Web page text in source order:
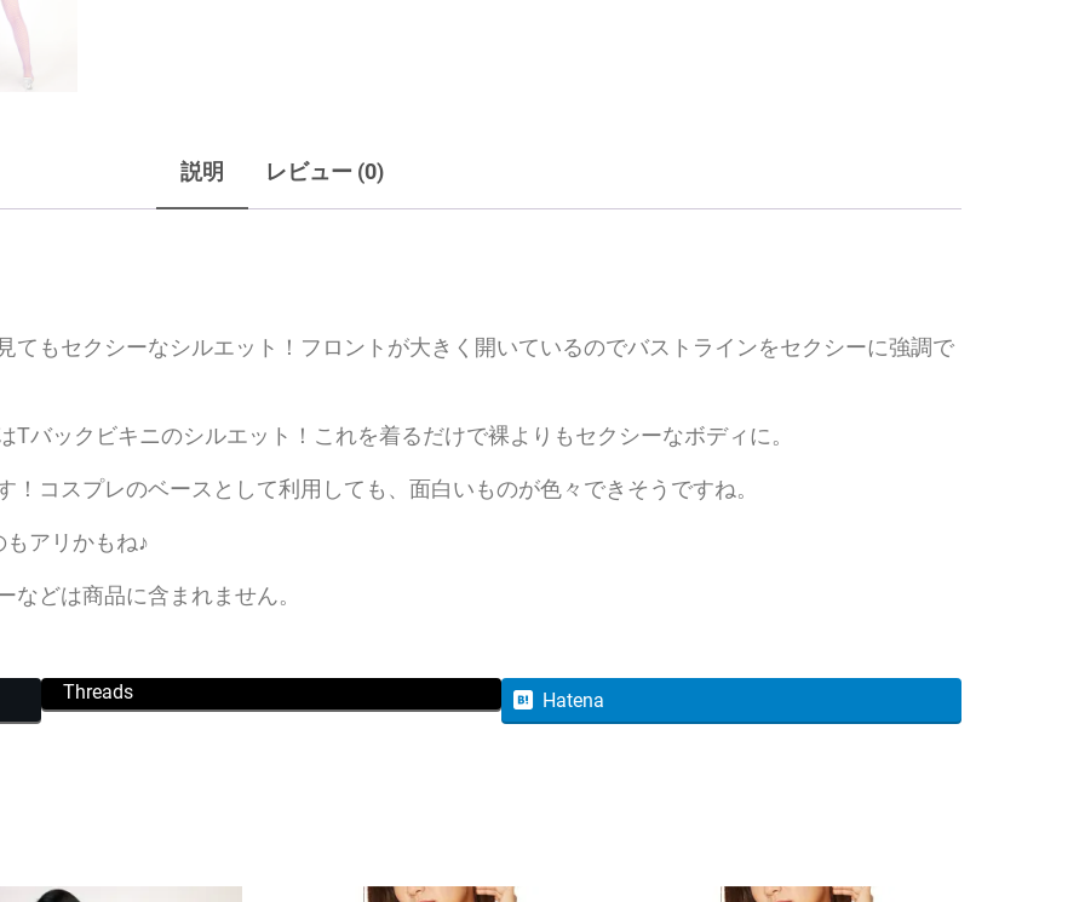
説明 レビュー (0)
てもセクシーなシルエット！フロントが大きく開いているのでバストラインをセクシーに強調で
バックビキニのシルエット！これを着るだけで裸よりもセクシーなボディに。
コスプレのベースとして利用しても、面白いものが色々できそうですね。
アリかもね♪
どは商品に含まれません。
Threads Hatena